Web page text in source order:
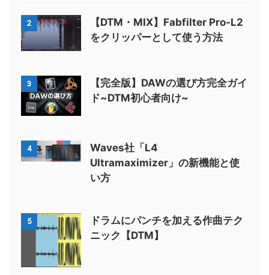
2
【DTM・MIX】Fabfilter Pro-L2
をクリッパーとして使う方法
3
【完全版】DAWの選び方完全ガイ
ド~DTM初心者向け~
4
Waves社「L4
Ultramaximizer」の新機能と使
い方
5
ドラムにパンチを加える作曲テク
ニック【DTM】